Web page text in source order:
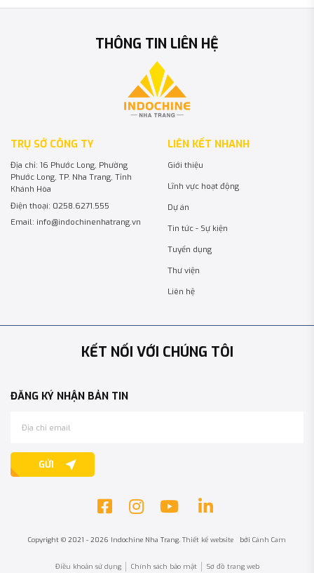
THÔNG TIN LIÊN HỆ
TRỤ SỞ CÔNG TY
Địa chỉ: 16 Phước Long, Phường
Phước Long, TP. Nha Trang, Tỉnh
Khánh Hòa
Điện thoại: 0258.6271.555
Email: info@indochinenhatrang.vn
LIÊN KẾT NHANH
Giới thiệu
Lĩnh vực hoạt động
Dự án
Tin tức - Sự kiện
Tuyển dụng
Thư viện
Liên hệ
KẾT NỐI VỚI CHÚNG TÔI
ĐĂNG KÝ NHẬN BẢN TIN
GỬI
Copyright © 2021 - 2026 Indochine Nha Trang. Thiết kế website bởiCánh Cam
Điều khoản sử dụng Chính sách bảo mật Sơ đồ trang web